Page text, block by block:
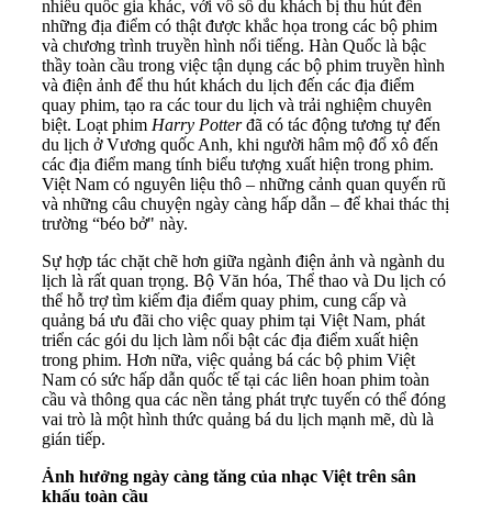
nhiều quốc gia khác, với vô số du khách bị thu hút đến
những địa điểm có thật được khắc họa trong các bộ phim
và chương trình truyền hình nổi tiếng. Hàn Quốc là bậc
thầy toàn cầu trong việc tận dụng các bộ phim truyền hình
và điện ảnh để thu hút khách du lịch đến các địa điểm
quay phim, tạo ra các tour du lịch và trải nghiệm chuyên
biệt. Loạt phim Harry Potterđã có tác động tương tự đến
du lịch ở Vương quốc Anh, khi người hâm mộ đổ xô đến
các địa điểm mang tính biểu tượng xuất hiện trong phim.
Việt Nam có nguyên liệu thô – những cảnh quan quyến rũ
và những câu chuyện ngày càng hấp dẫn – để khai thác thị
trường “béo bở" này.
Sự hợp tác chặt chẽ hơn giữa ngành điện ảnh và ngành du
lịch là rất quan trọng. Bộ Văn hóa, Thể thao và Du lịch có
thể hỗ trợ tìm kiếm địa điểm quay phim, cung cấp và
quảng bá ưu đãi cho việc quay phim tại Việt Nam, phát
triển các gói du lịch làm nổi bật các địa điểm xuất hiện
trong phim. Hơn nữa, việc quảng bá các bộ phim Việt
Nam có sức hấp dẫn quốc tế tại các liên hoan phim toàn
cầu và thông qua các nền tảng phát trực tuyến có thể đóng
vai trò là một hình thức quảng bá du lịch mạnh mẽ, dù là
gián tiếp.
Ảnh hưởng ngày càng tăng của nhạc Việt trên sân
khấu toàn cầu